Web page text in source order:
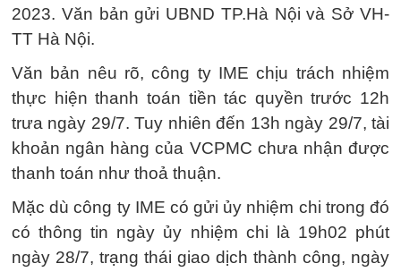
2023. Văn bản gửi UBND TP.Hà Nội và Sở VH-
TT Hà Nội.
Văn bản nêu rõ, công ty IME chịu trách nhiệm
thực hiện thanh toán tiền tác quyền trước 12h
trưa ngày 29/7. Tuy nhiên đến 13h ngày 29/7, tài
khoản ngân hàng của VCPMC chưa nhận được
thanh toán như thoả thuận.
Mặc dù công ty IME có gửi ủy nhiệm chi trong đó
có thông tin ngày ủy nhiệm chi là 19h02 phút
ngày 28/7, trạng thái giao dịch thành công, ngày